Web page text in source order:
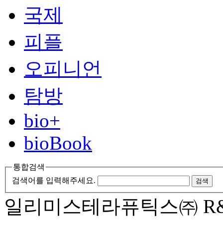
국제
피플
오피니언
탐방
bio+
bioBook
통합검색
검색어를 입력해주세요.
검색
일리미스테라퓨틱스㈜